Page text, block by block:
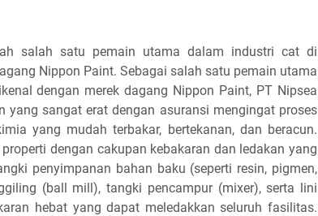
salah satu pemain utama dalam industri cat di
Nippon Paint. Sebagai salah satu pemain utama
dengan merek dagang Nippon Paint, PT Nipsea
yang sangat erat dengan asuransi mengingat proses
yang mudah terbakar, bertekanan, dan beracun.
dengan cakupan kebakaran dan ledakan yang
penyimpanan bahan baku (seperti resin, pigmen,
(ball mill), tangki pencampur (mixer), serta lini
hebat yang dapat meledakkan seluruh fasilitas.